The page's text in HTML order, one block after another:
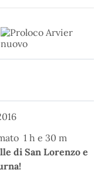
1 h e 30 m
di San Lorenzo e